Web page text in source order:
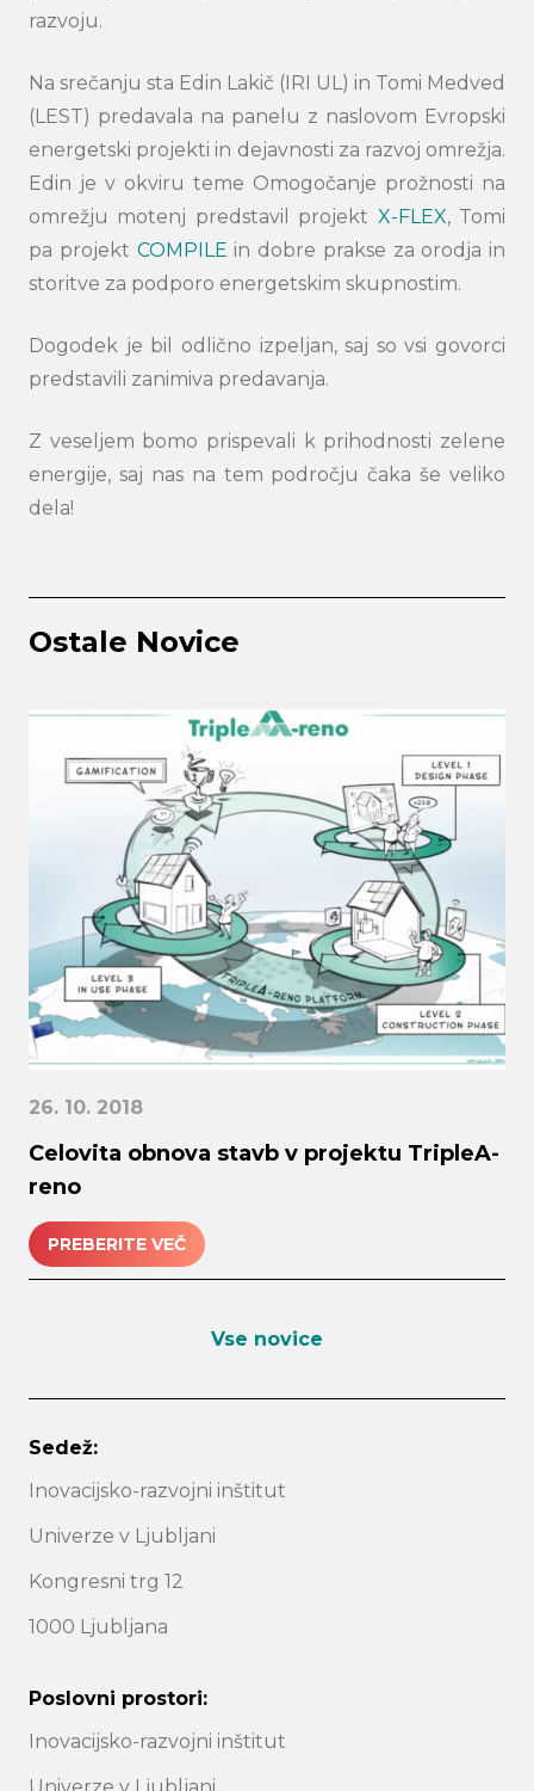
razvoju.
Na srečanju sta Edin Lakič (IRI UL) in Tomi Medved
(LEST) predavala na panelu z naslovom Evropski
energetski projekti in dejavnosti za razvoj omrežja.
Edin je v okviru teme Omogočanje prožnosti na
omrežju motenj predstavil projekt X-FLEX, Tomi
pa projekt COMPILE in dobre prakse za orodja in
storitve za podporo energetskim skupnostim.
Dogodek je bil odlično izpeljan, saj so vsi govorci
predstavili zanimiva predavanja.
Z veseljem bomo prispevali k prihodnosti zelene
energije, saj nas na tem področju čaka še veliko
dela!
Ostale Novice
26. 10. 2018
Celovita obnova stavb v projektu TripleA-
reno
PREBERITE VEČ
Vse novice
Sedež:
Inovacijsko-razvojni inštitut
Univerze v Ljubljani
Kongresni trg 12
1000 Ljubljana
Poslovni prostori:
Inovacijsko-razvojni inštitut